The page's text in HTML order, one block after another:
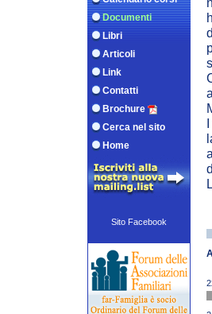
Documenti
Libri
Articoli
Link
Contatti
Brochure
Cerca nel sito
Home
Sito Facebook